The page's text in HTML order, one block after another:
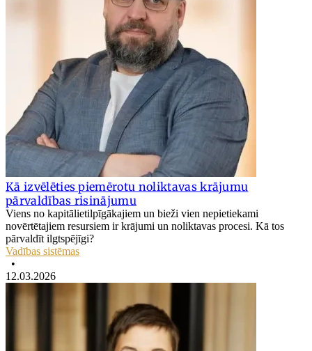
Kā izvēlēties piemērotu noliktavas krājumu
pārvaldības risinājumu
Viens no kapitālietilpīgākajiem un bieži vien nepietiekami
novērtētajiem resursiem ir krājumi un noliktavas procesi. Kā tos
pārvaldīt ilgtspējīgi?
Vadības sistēmas
•
12.03.2026